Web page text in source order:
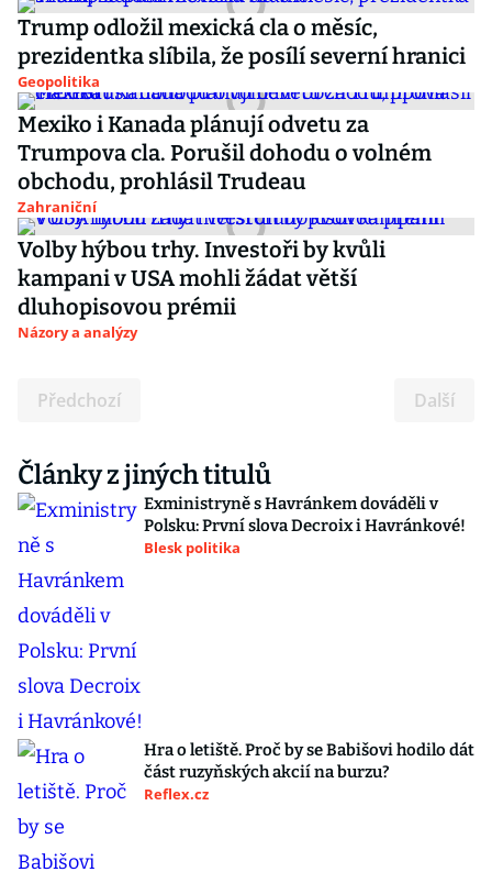
Trump odložil mexická cla o měsíc,
prezidentka slíbila, že posílí severní hranici
Geopolitika
Mexiko i Kanada plánují odvetu za
Trumpova cla. Porušil dohodu o volném
obchodu, prohlásil Trudeau
Zahraniční
Volby hýbou trhy. Investoři by kvůli
kampani v USA mohli žádat větší
dluhopisovou prémii
Názory a analýzy
Předchozí Další
Články z jiných titulů
Exministryně s Havránkem dováděli v
Polsku: První slova Decroix i Havránkové!
Blesk politika
Hra o letiště. Proč by se Babišovi hodilo dát
část ruzyňských akcií na burzu?
Reflex.cz